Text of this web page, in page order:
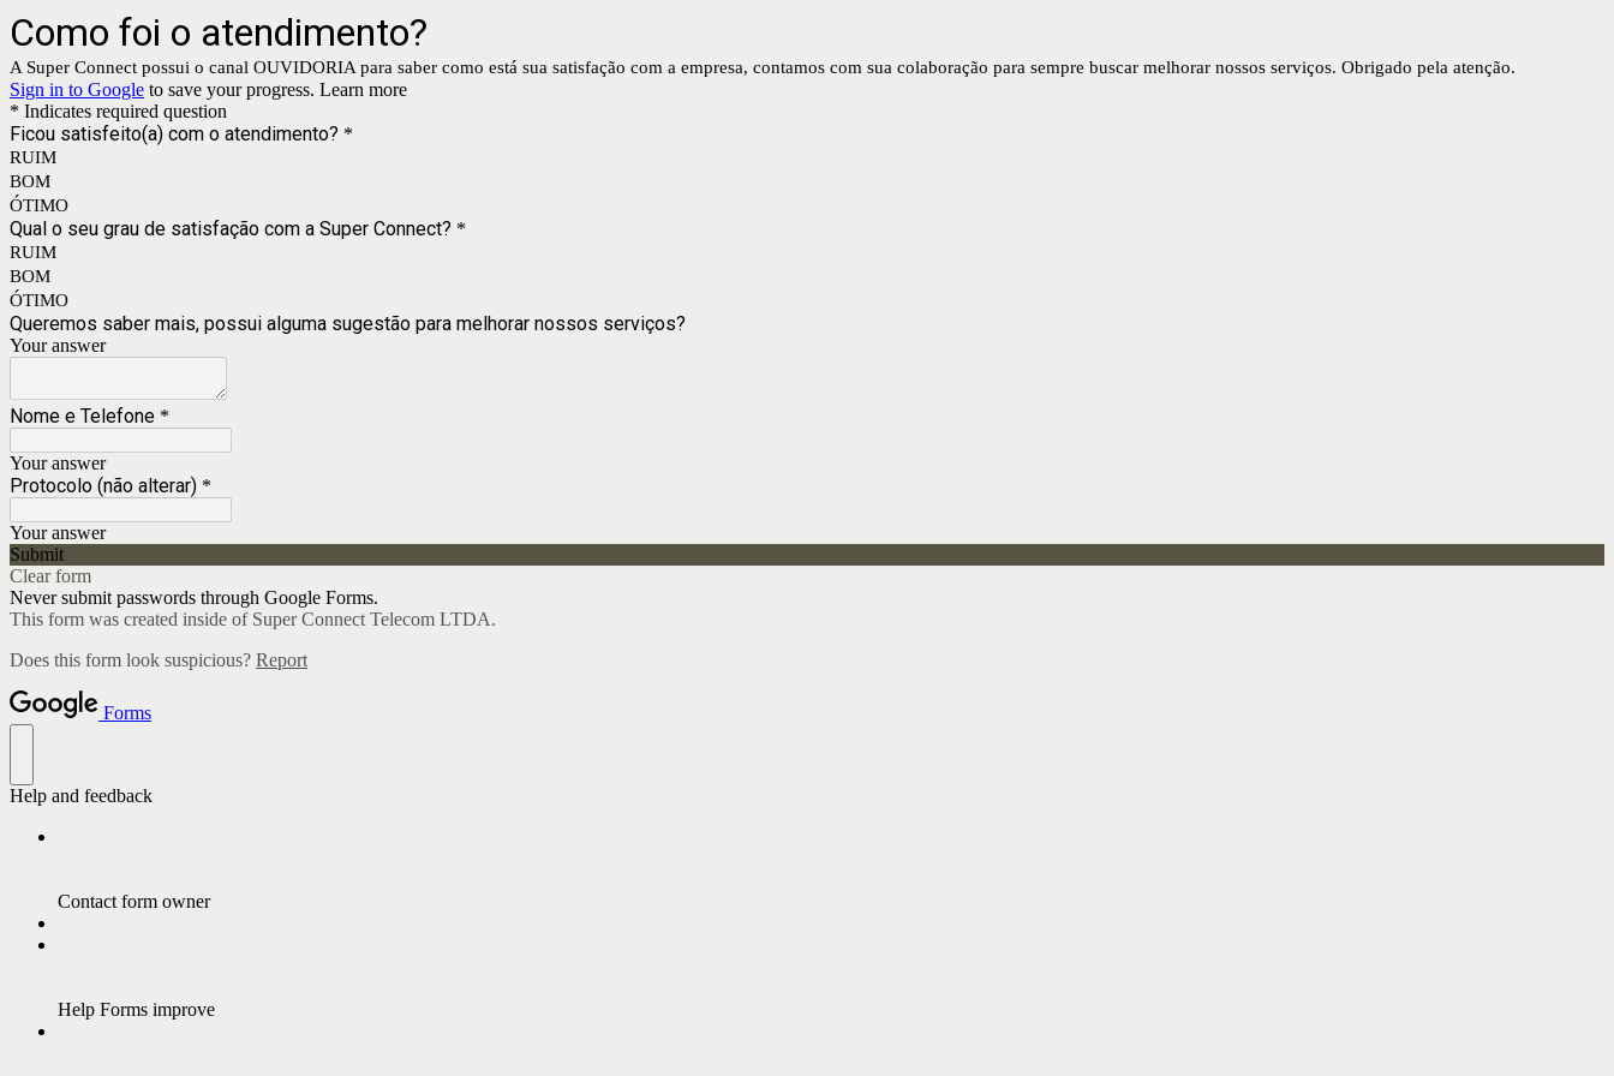
Como foi o atendimento?
A Super Connect possui o canal OUVIDORIA para saber como está sua satisfação com a empresa, contamos com sua colaboração para sempre buscar melhorar nossos serviços. Obrigado pela atenção.
Sign in to Google to save your progress. Learn more
* Indicates required question
Ficou satisfeito(a) com o atendimento? *
RUIM
BOM
ÓTIMO
Qual o seu grau de satisfação com a Super Connect? *
RUIM
BOM
ÓTIMO
Queremos saber mais, possui alguma sugestão para melhorar nossos serviços?
Your answer
Nome e Telefone *
Your answer
Protocolo (não alterar) *
Your answer
Submit
Clear form
Never submit passwords through Google Forms.
This form was created inside of Super Connect Telecom LTDA.
Does this form look suspicious? Report
Forms
Help and feedback
Contact form owner
Help Forms improve